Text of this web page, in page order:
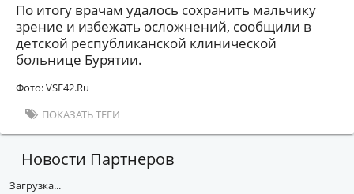
По итогу врачам удалось сохранить мальчику
зрение и избежать осложнений, сообщили в
детской республиканской клинической
больнице Бурятии.
Фото: VSE42.Ru
ПОКАЗАТЬ ТЕГИ
Новости Партнеров
Загрузка...